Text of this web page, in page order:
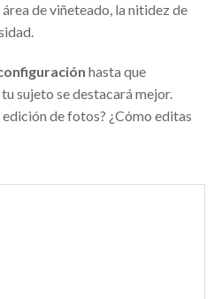
para
¿qué
el
de viñeteado, la nitidez de
hasta que
sujeto se destacará mejor.
de fotos? ¿Cómo editas